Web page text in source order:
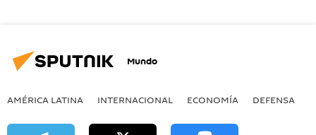
Mundo
AMÉRICA LATINA INTERNACIONAL ECONOMÍA DEFENSA